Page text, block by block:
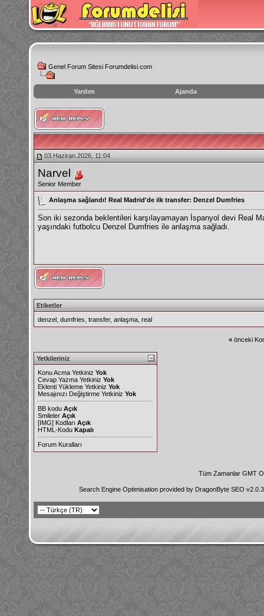
Genel Forum Sitesi Forumdelisi.com
Yardım Ajanda
instagram
izlenme
hilesi
03.Haziran.2026, 11:04
Narvel
Senior Member
Anlaşma sağlandı! Real Madrid'de ilk transfer: Denzel Dumfries
Son iki sezonda beklentileri karşılayamayan İspanyol devi Real
yaşındaki futbolcu Denzel Dumfries ile anlaşma sağladı.
Etiketler
denzel dumfries transfer, anlaşma real
« önceki
Yetkileriniz
Konu Acma Yetkiniz Yok
Cevap Yazma Yetkiniz Yok
Eklenti Yükleme Yetkiniz Yok
Mesajınızı Değiştirme Yetkiniz Yok
BB kodu Açık
Smileler Açık
[IMG] Kodları Açık
HTML-Kodu Kapalı
Forum Kuralları
Tüm Zamanlar GMT
Search Engine Optimisation provided by DragonByte SEO